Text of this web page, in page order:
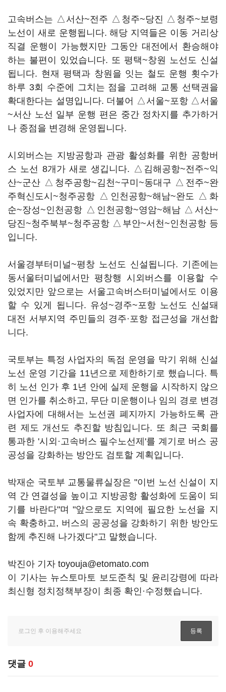
고속버스는 △서산~전주 △청주~당진 △청주~보령
노선이 새로 운행됩니다. 해당 지역들은 이동 거리상
직결 운행이 가능했지만 그동안 대전에서 환승해야
하는 불편이 있었습니다. 또 평택~창원 노선도 신설
됩니다. 현재 평택과 창원을 잇는 철도 운행 횟수가
하루 3회 수준에 그치는 점을 고려해 교통 선택권을
확대한다는 설명입니다. 더불어 △서울~포항 △서울
~서산 노선 일부 운행 편은 중간 정차지를 추가하거
나 종점을 변경해 운영됩니다.
시외버스는 지방공항과 관광 활성화를 위한 공항버
스 노선 8개가 새로 생깁니다. △김해공항~전주~익
산~군산 △청주공항~김천~구미~동대구 △전주~완
주혁신도시~청주공항 △인천공항~해남~완도 △화
순~장성~인천공항 △인천공항~영암~해남 △서산~
당진~청주북부~청주공항 △부안~서천~인천공항 등
입니다.
서울경부터미널~평창 노선도 신설됩니다. 기존에는
동서울터미널에서만 평창행 시외버스를 이용할 수
있었지만 앞으로는 서울고속버스터미널에서도 이용
할 수 있게 됩니다. 유성~경주~포항 노선도 신설돼
대전 서부지역 주민들의 경주·포항 접근성을 개선합
니다.
국토부는 특정 사업자의 독점 운영을 막기 위해 신설
노선 운영 기간을 11년으로 제한하기로 했습니다. 특
히 노선 인가 후 1년 안에 실제 운행을 시작하지 않으
면 인가를 취소하고, 무단 미운행이나 임의 경로 변경
사업자에 대해서는 노선권 폐지까지 가능하도록 관
련 제도 개선도 추진할 방침입니다. 또 최근 국회를
통과한 '시외·고속버스 필수노선제'를 계기로 버스 공
공성을 강화하는 방안도 검토할 계획입니다.
박재순 국토부 교통물류실장은 "이번 노선 신설이 지
역 간 연결성을 높이고 지방공항 활성화에 도움이 되
기를 바란다"며 "앞으로도 지역에 필요한 노선을 지
속 확충하고, 버스의 공공성을 강화하기 위한 방안도
함께 추진해 나가겠다"고 말했습니다.
박진아 기자 toyouja@etomato.com
이 기사는 뉴스토마토 보도준칙 및 윤리강령에 따라
최신형 정치정책부장이 최종 확인·수정했습니다.
댓글 0